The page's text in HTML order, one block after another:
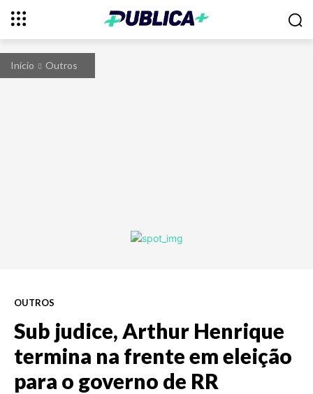
Início Outros
OUTROS
Sub judice, Arthur Henrique
termina na frente em eleição
para o governo de RR